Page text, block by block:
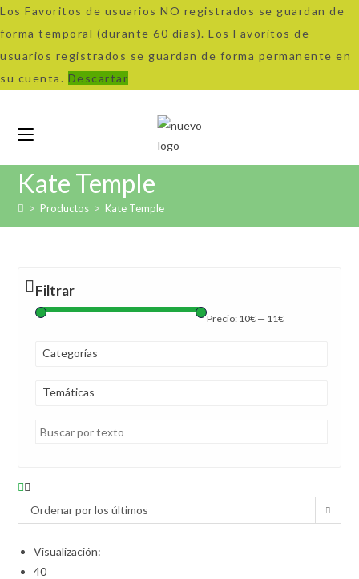
Los Favoritos de usuarios NO registrados se guardan de
forma temporal (durante 60 días). Los Favoritos de
usuarios registrados se guardan de forma permanente en
su cuenta. Descartar
Kate Temple
> Productos > Kate Temple
Filtrar
Precio: 10€ — 11€
Categorías
Temáticas
Ordenar por los últimos
Visualización:
40